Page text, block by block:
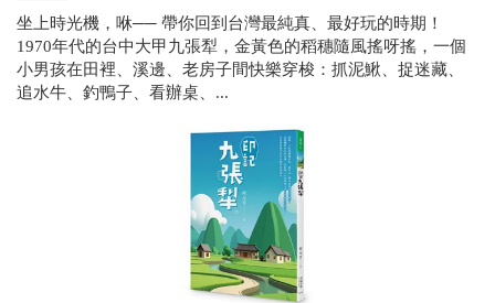
坐上時光機，咻── 帶你回到台灣最純真、最好玩的時期！
1970年代的台中大甲九張犁，金黃色的稻穗隨風搖呀搖，一個
小男孩在田裡、溪邊、老房子間快樂穿梭：抓泥鰍、捉迷藏、
追水牛、釣鴨子、看辦桌、...